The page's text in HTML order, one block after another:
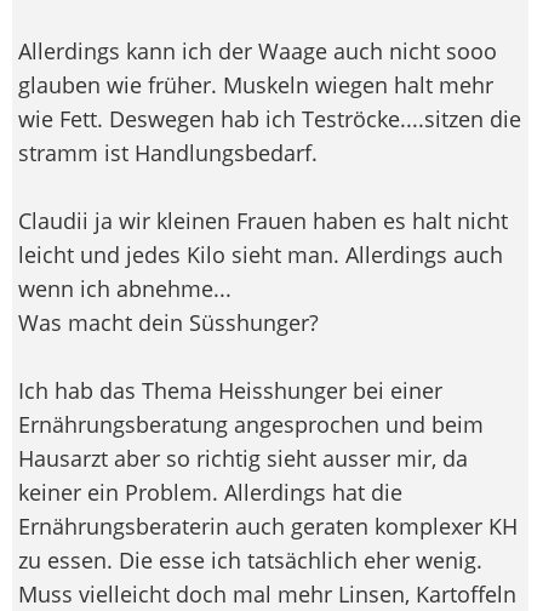
Allerdings kann ich der Waage auch nicht sooo
glauben wie früher. Muskeln wiegen halt mehr
wie Fett. Deswegen hab ich Teströcke....sitzen die
stramm ist Handlungsbedarf.
Claudii ja wir kleinen Frauen haben es halt nicht
leicht und jedes Kilo sieht man. Allerdings auch
wenn ich abnehme...
Was macht dein Süsshunger?
Ich hab das Thema Heisshunger bei einer
Ernährungsberatung angesprochen und beim
Hausarzt aber so richtig sieht ausser mir, da
keiner ein Problem. Allerdings hat die
Ernährungsberaterin auch geraten komplexer KH
zu essen. Die esse ich tatsächlich eher wenig.
Muss vielleicht doch mal mehr Linsen, Kartoffeln